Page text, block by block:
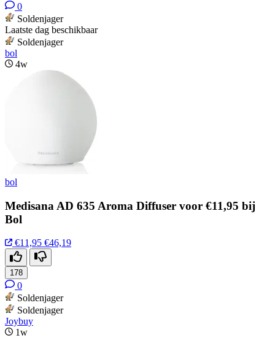
0
Soldenjager
Laatste dag beschikbaar
Soldenjager
bol
4w
bol
Medisana AD 635 Aroma Diffuser voor €11,95 bij
Bol
€11,95 €46,19
178
0
Soldenjager
Soldenjager
Joybuy
1w